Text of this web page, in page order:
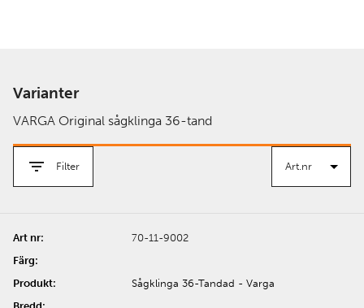
Varianter
VARGA Original sågklinga 36-tand
Filter
70-11-9002
Sågklinga 36-Tandad - Varga